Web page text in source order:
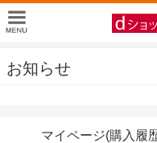
お知らせ
マイページ(購入履